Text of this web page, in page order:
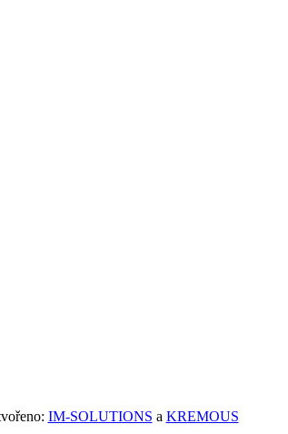
IM-SOLUTIONS a KREMOUS